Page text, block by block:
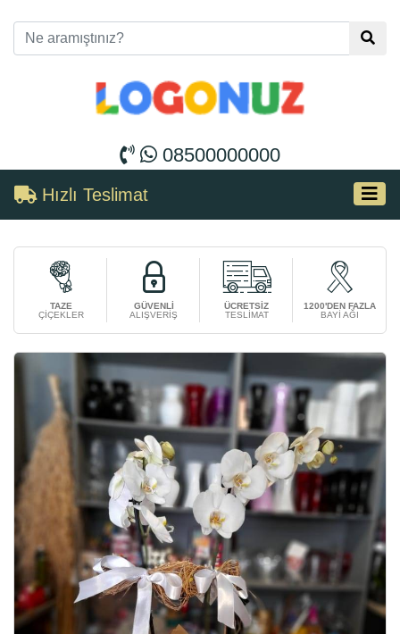
08500000000
Hızlı Teslimat
TAZE
ÇİÇEKLER
GÜVENLİ
ALIŞVERİŞ
ÜCRETSİZ
TESLİMAT
1200'DEN FAZLA
BAYİ AĞI